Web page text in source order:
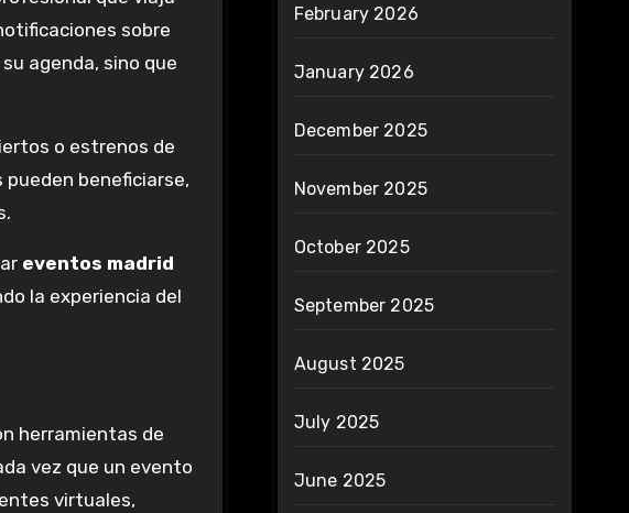
sobre
agenda, sino que
o estrenos de
beneficiarse,
eventos madrid
la experiencia del
herramientas de
vez que un evento
virtuales,
February 2026
January 2026
December 2025
November 2025
October 2025
September 2025
August 2025
July 2025
June 2025